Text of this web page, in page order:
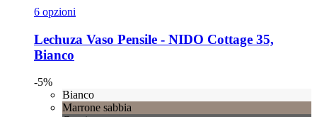
6 opzioni
Lechuza Vaso Pensile -​ NIDO Cottage 35,
Bianco
-5%
Bianco
Marrone sabbia